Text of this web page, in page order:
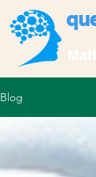
Blog